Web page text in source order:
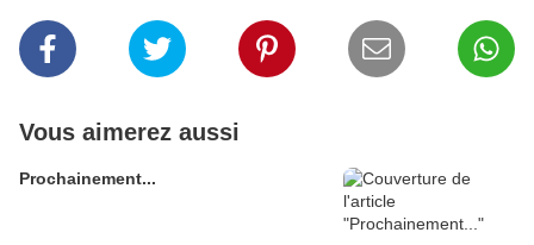
Vous aimerez aussi
Prochainement...